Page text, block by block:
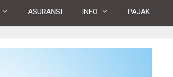
ASURANSI INFO PAJAK